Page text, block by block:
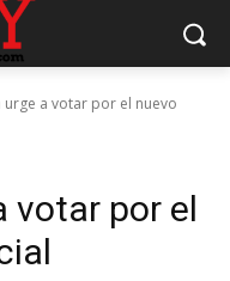
urge a votar por el nuevo
votar por el